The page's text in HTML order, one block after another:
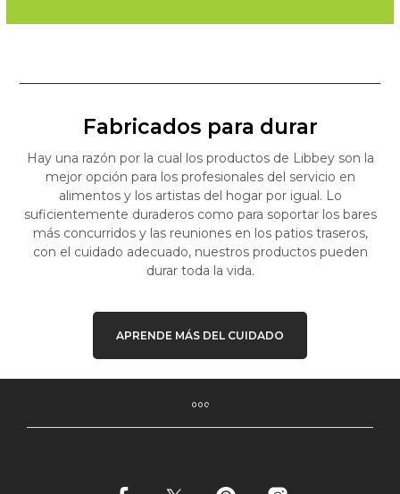
Fabricados para durar
Hay una razón por la cual los productos de Libbey son la
mejor opción para los profesionales del servicio en
alimentos y los artistas del hogar por igual. Lo
suficientemente duraderos como para soportar los bares
más concurridos y las reuniones en los patios traseros,
con el cuidado adecuado, nuestros productos pueden
durar toda la vida.
APRENDE MÁS DEL CUIDADO